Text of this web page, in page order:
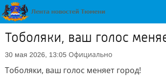
Тоболяки, ваш голос
30 мая 2026, 13:05 Официально
Тоболяки, ваш голос меняет город!